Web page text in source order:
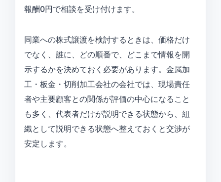
報酬0円で相談を受け付けます。
同業への株式譲渡を検討するときは、価格だけ
でなく、誰に、どの順番で、どこまで情報を開
示するかを決めておく必要があります。金属加
工・板金・切削加工会社の会社では、現場責任
者や主要顧客との関係が評価の中心になること
も多く、代表者だけが説明できる状態から、組
織として説明できる状態へ整えておくと交渉が
安定します。